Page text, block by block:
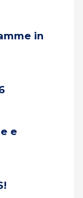
in
e